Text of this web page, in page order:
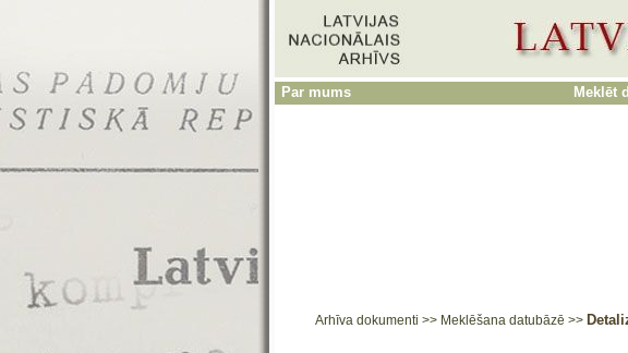
Par mums Meklēt
Arhīva dokumenti >> Meklēšana datubāzē >>